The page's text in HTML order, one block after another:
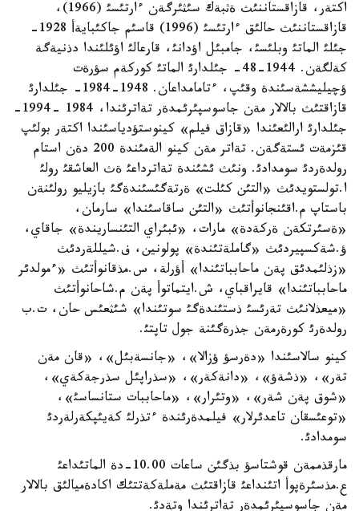
اكتةر، قازاقستاننئث ةثبةك سئثئرگةن ءارتئسئ (1966)،
قازاقستاننئث حالئق ءارتئسئ (1996) قاسئم جاكئبايةأ 1928-
جئلئ الماتئ وبلئسئ، جامبئل اؤدانئ، قارعالئ اؤئلئندا دذنيةگة
كةلگةن. 1944-48- جئلدارئ الماتئ كوركةم سؤرةت
ؤچيليششةسئندة وقئپ، ءتامامداعان. 1948-1984- جئلدارئ
قازاقتئث بالالار مةن جاسوسپئرئمدةر تةاترئندا، 1984 -1994-
جئلدارئ ارالئعئندا «قازاق فيلم» كينوستؤدياسئندا اكتةر بولئپ
قئزمةت ئستةگةن. تةاتر مةن كينو الةمئندة 200 دةن استام
رولدةردئ سومدادئ. ونئث ئشئندة تةاترداعئ ةث العاشقئ رولئ
ا.تولستويدئث «التئن كئلت» ةرتةگئسئندةگئ بازيليو رولئنةن
باستاپ م.اقئنجانوأتئث «التئن ساقاسئندا» سارمان،
«ةسئرتكةن ةركةدة» مارات، «ئبئراي التئنساريندة» جاقاي،
ؤ.شةكسپيردئث «گاملةتئندة» پولونين، ف.شيللةردئث
«زذلئمدئق پةن ماحابباتئندا» أؤرلة، س.مذقانوأتئث «ءمولدئر
ماحابباتئندا» قايراقباي، ش.ايتماتوأ پةن م.شاحانوأتئث
«ميعذلانئث تةرئسئ ذستئندةگئ سوتئندا» شئثعئس حان، ت.ب
رولدةرئ كورةرمةن جذرةگئنة جول تاپتئ.
كينو سالاسئندا «دةرسؤ ؤزالا»، «جانسةبئل»، «قان مةن
تةر»، «ذشةؤ»، «دانةكةر»، «سذراپئل سذرجةكةي»،
«شوق پةن شةر»، «وتئرار»، «ماحاببات ستانساسئ»،
«توعئسقان تاعدئرلار» فيلمدةرئندة ءتذرلئ كةيئپكةرلةردئ
سومدادئ.
مارقذممةن قوشتاسؤ بذگئن ساعات 10.00-دة الماتئداعئ
ع.مذسئرةپوأ اتئنداعئ قازاقتئث مةملةكةتتئك اكادةميالئق بالالار